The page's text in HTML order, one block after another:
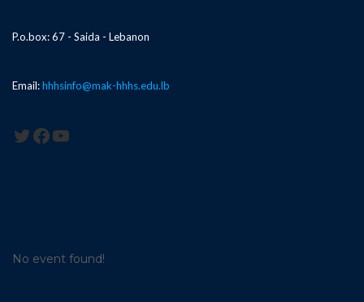
P.o.box: 67 - Saida - Lebanon
Email:hhhsinfo@mak-hhhs.edu.lb
Twitter
Facebook
YouTube
No event found!